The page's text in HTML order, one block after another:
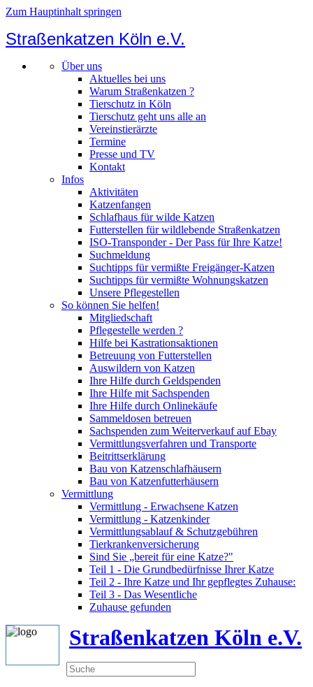
Zum Hauptinhalt springen
Straßenkatzen Köln e.V.
Über uns
Aktuelles bei uns
Warum Straßenkatzen ?
Tierschutz in Köln
Tierschutz geht uns alle an
Vereinstierärzte
Termine
Presse und TV
Kontakt
Infos
Aktivitäten
Katzenfangen
Schlafhaus für wilde Katzen
Futterstellen für wildlebende Straßenkatzen
ISO-Transponder - Der Pass für Ihre Katze!
Suchmeldung
Suchtipps für vermißte Freigänger-Katzen
Suchtipps für vermißte Wohnungskatzen
Unsere Pflegestellen
So können Sie helfen!
Mitgliedschaft
Pflegestelle werden ?
Hilfe bei Kastrationsaktionen
Betreuung von Futterstellen
Auswildern von Katzen
Ihre Hilfe durch Geldspenden
Ihre Hilfe mit Sachspenden
Ihre Hilfe durch Onlinekäufe
Sammeldosen betreuen
Sachspenden zum Weiterverkauf auf Ebay
Vermittlungsverfahren und Transporte
Beitrittserklärung
Bau von Katzenschlafhäusern
Bau von Katzenfutterhäusern
Vermittlung
Vermittlung - Erwachsene Katzen
Vermittlung - Katzenkinder
Vermittlungsablauf & Schutzgebühren
Tierkrankenversicherung
Sind Sie „bereit für eine Katze?"
Teil 1 - Die Grundbedürfnisse Ihrer Katze
Teil 2 - Ihre Katze und Ihr gepflegtes Zuhause:
Teil 3 - Das Wesentliche
Zuhause gefunden
Straßenkatzen Köln e.V.